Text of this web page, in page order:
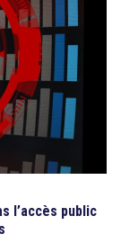
l’accès public